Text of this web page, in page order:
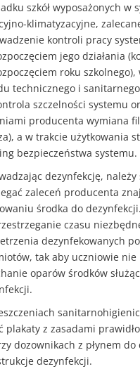
szkół wyposażonych w
klimatyzacyjne,
kontroli pracy
jego działania
roku szkolnego),
technicznego i sanitarnego
szczelności systemu
producenta wymiana
a w trakcie użytkowania
bezpieczeństwa systemu.
dezynfekcję, należy
zaleceń producenta
środka do
czasu
dezynfekowanych
tak aby uczniowie
oparów środków
plakaty z zasadami
dozownikach z płynem do
dezynfekcji.